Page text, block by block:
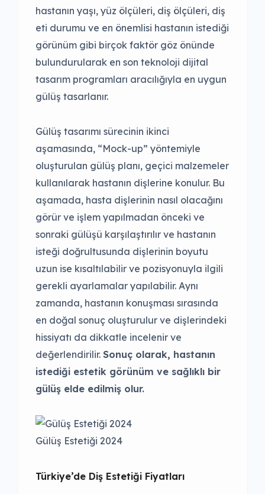
hastanın yaşı, yüz ölçüleri, diş ölçüleri, diş
eti durumu ve en önemlisi hastanın istediği
görünüm gibi birçok faktör göz önünde
bulundurularak en son teknoloji dijital
tasarım programları aracılığıyla en uygun
gülüş tasarlanır.
Gülüş tasarımı sürecinin ikinci
aşamasında, “Mock-up” yöntemiyle
oluşturulan gülüş planı, geçici malzemeler
kullanılarak hastanın dişlerine konulur. Bu
aşamada, hasta dişlerinin nasıl olacağını
görür ve işlem yapılmadan önceki ve
sonraki gülüşü karşılaştırılır ve hastanın
isteği doğrultusunda dişlerinin boyutu
uzun ise kısaltılabilir ve pozisyonuyla ilgili
gerekli ayarlamalar yapılabilir. Aynı
zamanda, hastanın konuşması sırasında
en doğal sonuç oluşturulur ve dişlerindeki
hissiyatı da dikkatle incelenir ve
değerlendirilir. Sonuç olarak, hastanın
istediği estetik görünüm ve sağlıklı bir
gülüş elde edilmiş olur.
Gülüş Estetiği 2024
Türkiye’de Diş Estetiği Fiyatları